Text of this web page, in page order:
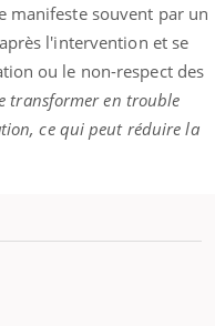
manifeste souvent par un
l'intervention et se
ou le non-respect des
transformer en trouble
ce qui peut réduire la